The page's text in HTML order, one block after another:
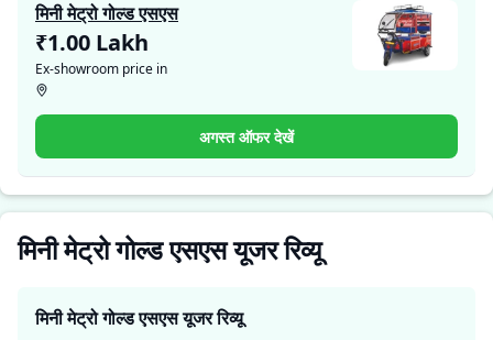
और कमजोरियों पर आधारित मूल्यांकन के साथ-साथ, इस प्लेटफ़ॉर्म पर एक
विशेष सेक्शन है जहाँ असली मालिक मिनी मेट्रो गोल्ड एसएस के साथ अपने
अनुभव साझा करते हैं। ये सीधे अनुभव प्रदर्शन, आराम, माइलेज और
विश्वसनीयता के बारे में व्यावहारिक जानकारी देते हैं, जिससे भविष्य के
खरीदार यह तय कर सकते हैं कि क्यामिनी मेट्रो गोल्ड एसएस
जरूरतों के लिए सही है।
मिनी मेट्रो गोल्ड एसएस
₹1.00 Lakh
Ex-showroom price in
अगस्त ऑफर देखें
मिनी मेट्रो गोल्ड एसएस यूजर रिव्यू
मिनी मेट्रो गोल्ड एसएसयूजर रिव्यू